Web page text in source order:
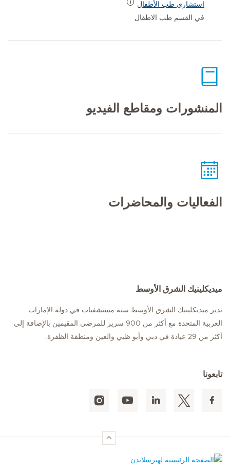
استشاري طب الأطفال
في القسم طب الاطفال
المنشورات ومقاطع الفيديو
الفعاليات والمحاضرات
ميديكلينيك الشرق الأوسط
تدير ميديكلينيك الشرق الأوسط ستة مستشفيات في دولة الإمارات
العربية المتحدة مع أكثر من 900 سرير للمرضى المقيمين بالإضافة إلى
أكثر من 29 عيادة في دبي وأبو ظبي والعين ومنطقة الظفرة.
تابعونا